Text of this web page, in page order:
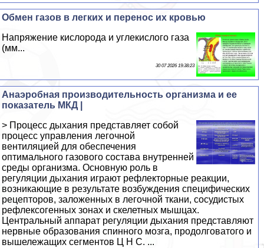
Обмен газов в легких и перенос их кровью
Напряжение кислорода и углекислого газа
(мм...
30 07 2026 19:38:23
Анаэробная производительность организма и ее
показатель МКД |
> Процесс дыхания представляет собой
процесс управления легочной
вентиляцией для обеспечения
оптимального газового состава внутренней
среды организма. Основную роль в
регуляции дыхания играют рефлекторные реакции,
возникающие в результате возбуждения специфических
рецепторов, заложенных в легочной ткани, сосудистых
рефлексогенных зонах и скелетных мышцах.
Центральный аппарат регуляции дыхания представляют
нервные образования спинного мозга, продолговатого и
вышележащих сегментов Ц Н С. ...